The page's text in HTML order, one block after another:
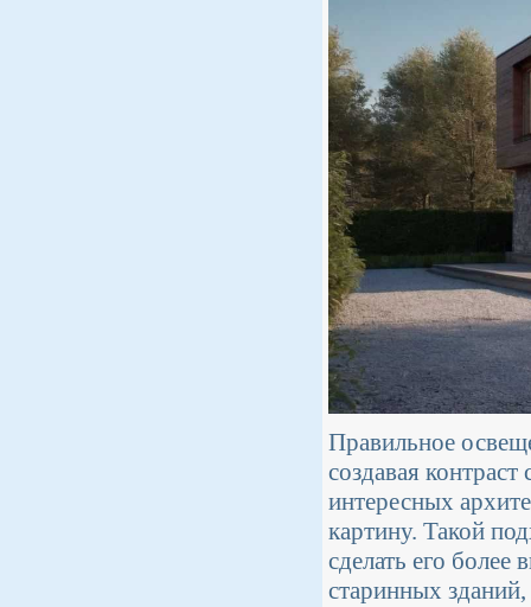
Правильное
создавая
интересных
картину. Такой
сделать его
старинных